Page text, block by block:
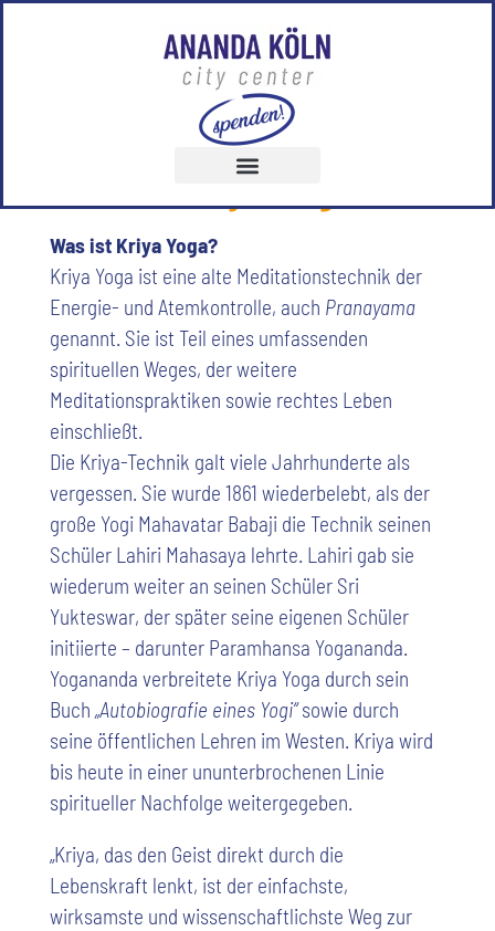
Was ist Kriya Yoga?
Was ist Kriya Yoga?
Kriya Yoga ist eine alte Meditationstechnik der
Energie- und Atemkontrolle, auch Pranayama
genannt. Sie ist Teil eines umfassenden
spirituellen Weges, der weitere
Meditationspraktiken sowie rechtes Leben
einschließt.
Die Kriya-Technik galt viele Jahrhunderte als
vergessen. Sie wurde 1861 wiederbelebt, als der
große Yogi Mahavatar Babaji die Technik seinen
Schüler Lahiri Mahasaya lehrte. Lahiri gab sie
wiederum weiter an seinen Schüler Sri
Yukteswar, der später seine eigenen Schüler
initiierte – darunter Paramhansa Yogananda.
Yogananda verbreitete Kriya Yoga durch sein
Buch „Autobiografie eines Yogi“sowie durch
seine öffentlichen Lehren im Westen. Kriya wird
bis heute in einer ununterbrochenen Linie
spiritueller Nachfolge weitergegeben.
„Kriya, das den Geist direkt durch die
Lebenskraft lenkt, ist der einfachste,
wirksamste und wissenschaftlichste Weg zur